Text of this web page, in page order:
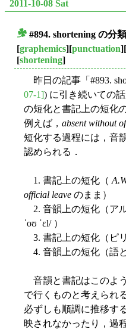
2011-10-08 Sat
#894. shortening の分
[graphemics][punctuation][
[shortening]
昨日の記事「#893.
07-1]) に引き続いての
の短化と書記上の短化
例えば， absent without
短化する過程には，音
認められる．
1. 書記上の短化（
official leave のまま）
2. 音韻上の短化（アル
ˈoʊ ˈɛl/ ）
3. 書記上の短化（ピ
4. 音韻上の短化（語と
音韻と書記はこのよ
で行くものと考えられ
必ずしも順調に推移す
映されなかったり，過